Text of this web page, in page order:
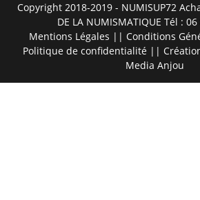
Copyright 2018-2019 - NUMISUP72
DE LA NUMISMATIQUE Tél :
Mentions Légales || Conditions
Politique de confidentialité ||
Media Anjou